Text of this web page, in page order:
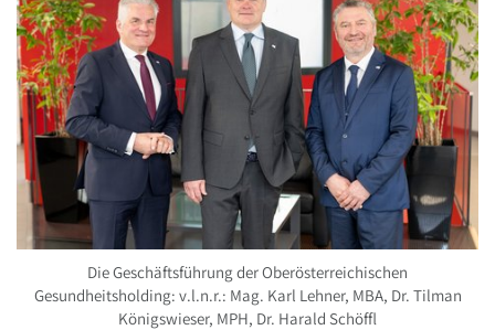
Die Geschäftsführung der Oberösterreichischen
Gesundheitsholding: v.l.n.r.: Mag. Karl Lehner, MBA, Dr. Tilman
Königswieser, MPH, Dr. Harald Schöffl